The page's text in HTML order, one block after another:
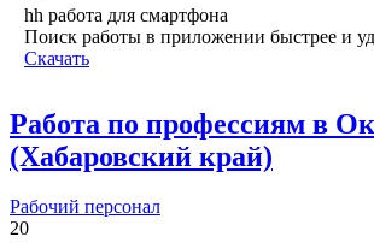
hh работа для смартфона
Поиск работы в приложении быстрее и
Скачать
Работа по профессиям в
(Хабаровский край)
Рабочий персонал
20